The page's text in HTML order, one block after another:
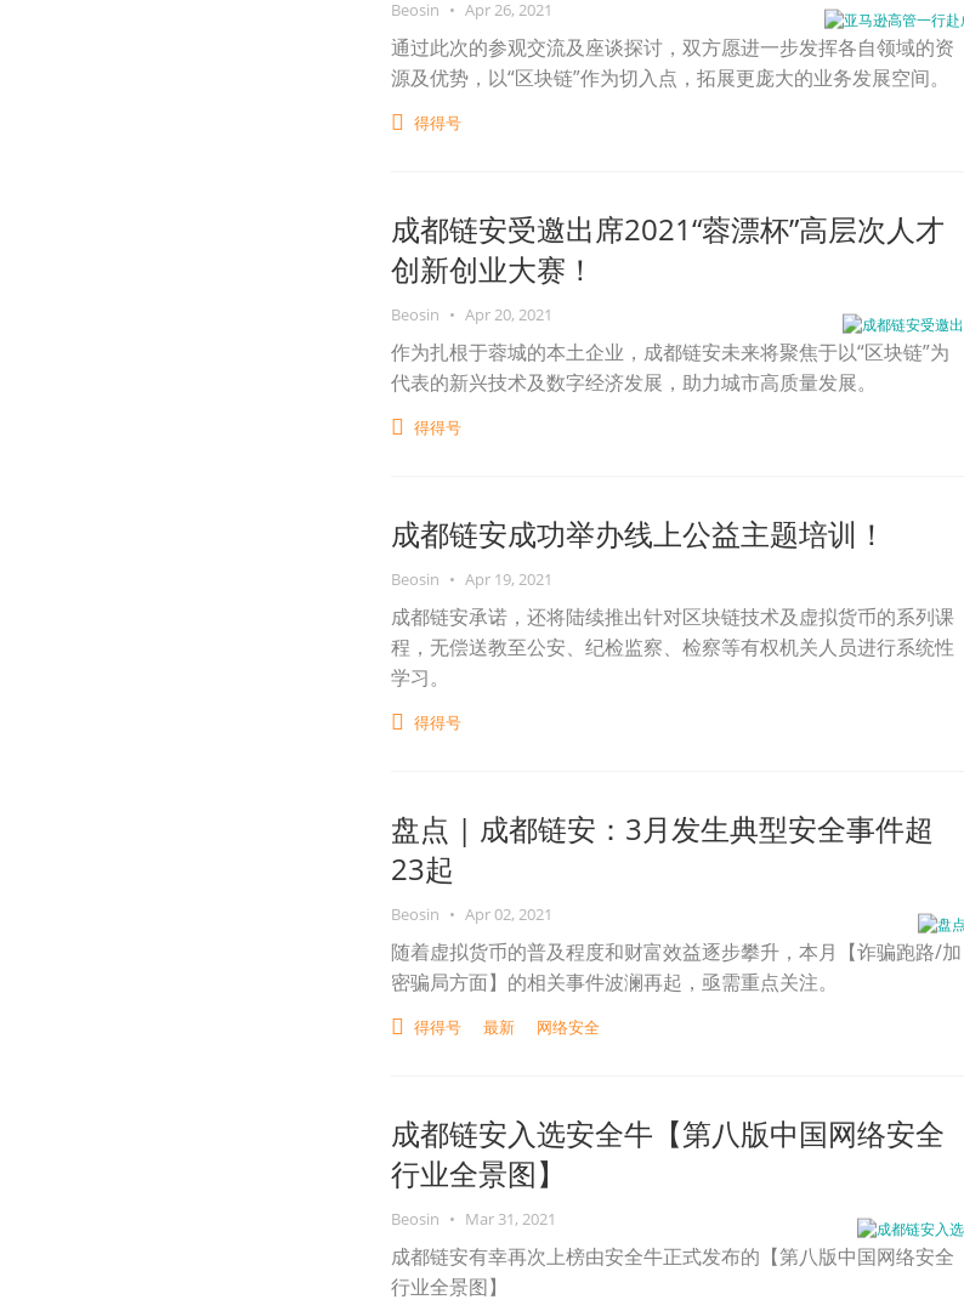
Beosin • Apr 26, 2021
通过此次的参观交流及座谈探讨，双方愿进一步发挥各自领域的资
源及优势，以“区块链”作为切入点，拓展更庞大的业务发展空间。
得得号
成都链安受邀出席2021“蓉漂杯”高层次人才
创新创业大赛！
Beosin • Apr 20, 2021
作为扎根于蓉城的本土企业，成都链安未来将聚焦于以“区块链”为
代表的新兴技术及数字经济发展，助力城市高质量发展。
得得号
成都链安成功举办线上公益主题培训！
Beosin • Apr 19, 2021
成都链安承诺，还将陆续推出针对区块链技术及虚拟货币的系列课
程，无偿送教至公安、纪检监察、检察等有权机关人员进行系统性
学习。
得得号
盘点 | 成都链安：3月发生典型安全事件超
23起
Beosin • Apr 02, 2021
随着虚拟货币的普及程度和财富效益逐步攀升，本月【诈骗跑路/加
密骗局方面】的相关事件波澜再起，亟需重点关注。
得得号 最新 网络安全
成都链安入选安全牛【第八版中国网络安全
行业全景图】
Beosin • Mar 31, 2021
成都链安有幸再次上榜由安全牛正式发布的【第八版中国网络安全
行业全景图】